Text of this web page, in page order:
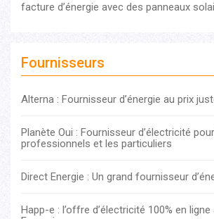
facture d’énergie avec des panneaux
Fournisseurs
Alterna : Fournisseur d’énergie au prix
Planète Oui : Fournisseur d’électricité
professionnels et les particuliers
Direct Energie : Un grand fournisseur
Happ-e : l’offre d’électricité 100% en